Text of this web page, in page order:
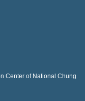
Center of National Chung